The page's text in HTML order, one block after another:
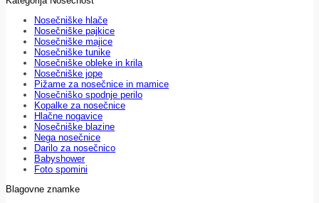
Nosečniške hlače
Nosečniške pajkice
Nosečniške majice
Nosečniške tunike
Nosečniške obleke in krila
Nosečniške jope
Pižame za nosečnice in mamice
Nosečniško spodnje perilo
Kopalke za nosečnice
Hlačne nogavice
Nosečniške blazine
Nega nosečnice
Darilo za nosečnico
Babyshower
Foto spomini
Blagovne znamke